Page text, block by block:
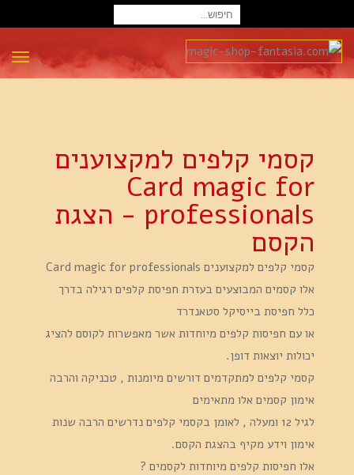
קסמי קלפים למקצוענים
Card magic for
professionals - הצגת
הקסם
קסמי קלפים למקצוענים Card magic for professionals
אלו קסמים המבוצעים בעזרת חפיסת קלפים רגילה בדרך
כלל חפיסת בייסיקל סטאנדרד
או עם חפיסות קלפים מיוחדות אשר מאפשרות לקוסם להציג
יכולות יוצאות דופן.
קסמי קלפים למתקדמים דורשים מיומנות , טכניקה והרבה
אימון קסמים אלו מתאימים
לגיל 12 ומעלה , לאומן בקסמי קלפים נדרשים הרבה שנות
אימון וידע מקיף בהצגת הקסם.
אלו חפיסות קלפים מיוחדות לקסמים ?